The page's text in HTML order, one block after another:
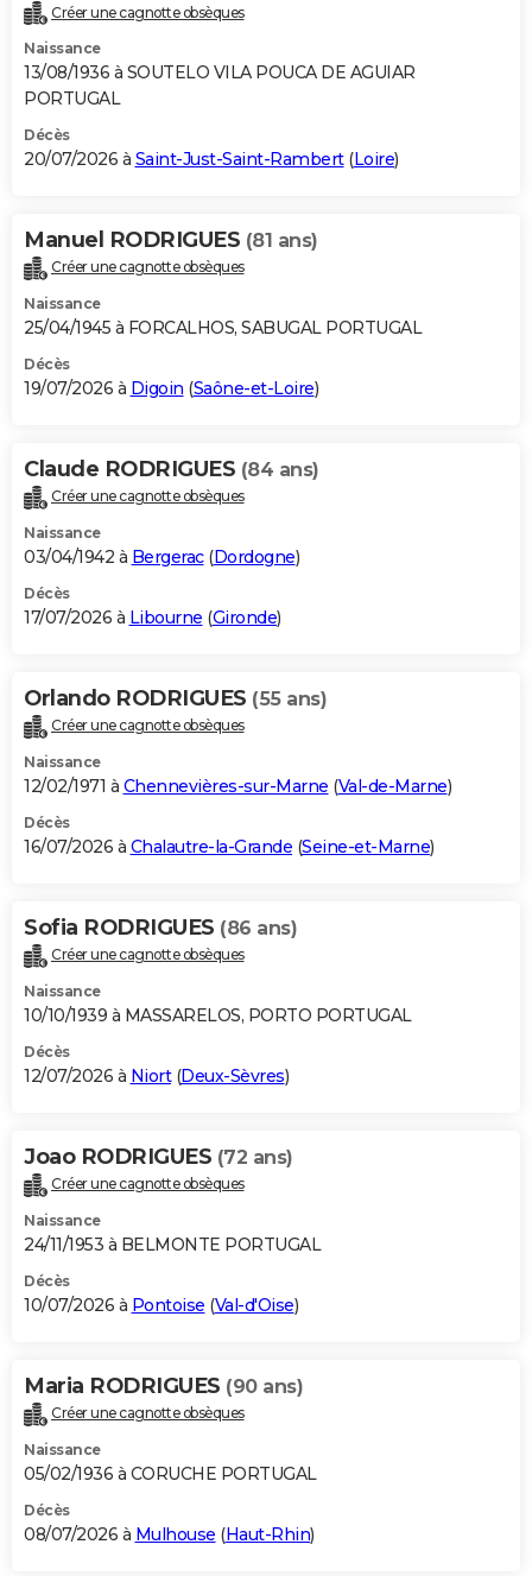
Créer une cagnotte obsèques
Naissance
13/08/1936 à SOUTELO VILA POUCA DE AGUIAR
PORTUGAL
Décès
20/07/2026 à Saint-Just-Saint-Rambert(Loire)
Manuel RODRIGUES (81 ans)
Créer une cagnotte obsèques
Naissance
25/04/1945 à FORCALHOS, SABUGAL PORTUGAL
Décès
19/07/2026 à Digoin (Saône-et-Loire)
Claude RODRIGUES (84 ans)
Créer une cagnotte obsèques
Naissance
03/04/1942 à Bergerac(Dordogne)
Décès
17/07/2026 à Libourne (Gironde)
Orlando RODRIGUES (55 ans)
Créer une cagnotte obsèques
Naissance
12/02/1971 à Chennevières-sur-Marne (Val-de-Marne)
Décès
16/07/2026 à Chalautre-la-Grande (Seine-et-Marne)
Sofia RODRIGUES (86 ans)
Créer une cagnotte obsèques
Naissance
10/10/1939 à MASSARELOS, PORTO PORTUGAL
Décès
12/07/2026 à Niort(Deux-Sèvres)
Joao RODRIGUES (72 ans)
Créer une cagnotte obsèques
Naissance
24/11/1953 à BELMONTE PORTUGAL
Décès
10/07/2026 à Pontoise (Val-d'Oise)
Maria RODRIGUES (90 ans)
Créer une cagnotte obsèques
Naissance
05/02/1936 à CORUCHE PORTUGAL
Décès
08/07/2026 à Mulhouse (Haut-Rhin)